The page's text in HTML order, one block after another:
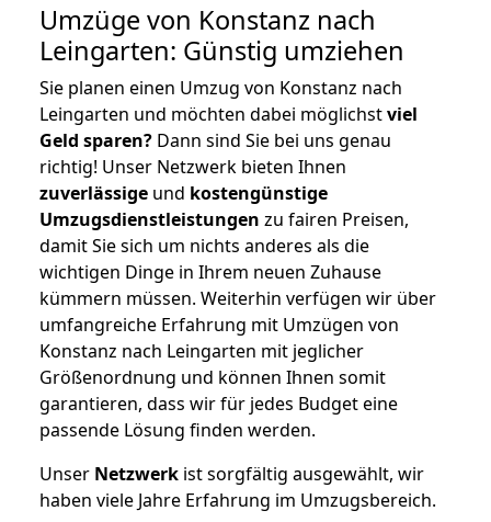
Umzüge von Konstanz nach
Leingarten: Günstig umziehen
Sie planen einen Umzug von Konstanz nach
Leingarten und möchten dabei möglichstviel
Geld sparen? Dann sind Sie bei uns genau
richtig! Unser Netzwerk bieten Ihnen
zuverlässige und kostengünstige
Umzugsdienstleistungen zu fairen Preisen,
damit Sie sich um nichts anderes als die
wichtigen Dinge in Ihrem neuen Zuhause
kümmern müssen. Weiterhin verfügen wir über
umfangreiche Erfahrung mit Umzügen von
Konstanz nach Leingarten mit jeglicher
Größenordnung und können Ihnen somit
garantieren, dass wir für jedes Budget eine
passende Lösung finden werden.
Unser Netzwerk ist sorgfältig ausgewählt, wir
haben viele Jahre Erfahrung im Umzugsbereich.